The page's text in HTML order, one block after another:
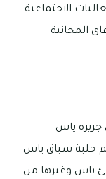
الاجتماعية
المجانية
جزيرة ياس
حلبة سباق ياس
ياس وغيرها من